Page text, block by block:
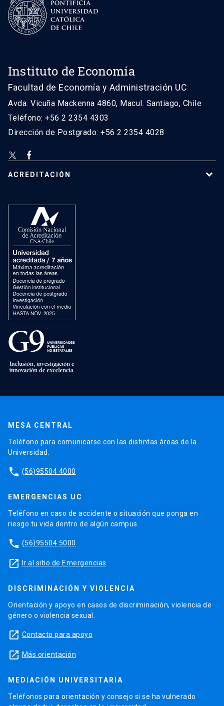
Instituto de Economía
Facultad de Economía y Administración UC
Avda. Vicuña Mackenna 4860, Macul. Santiago, Chile
Teléfono: +56 2 2354 4303
Dirección de Postgrado: +56 2 2354 4028
ACREDITACIÓN
MESA CENTRAL
Teléfono para comunicarse con las distintas áreas de la
Universidad.
phone (56)95504 4000
EMERGENCIAS UC
Teléfono en caso de accidente o situación que ponga en
riesgo tu vida dentro de algún campus.
phone (56)95504 5000
launch Ir al sitio de Emergencias
DISCRIMINACIÓN Y VIOLENCIA
Orientación y apoyo en casos de discriminación, violencia de
género o violencia sexual.
launch Contacto para apoyo
launch Más orientación
MEDIACIÓN UNIVERSITARIA
Teléfonos para orientación y consejo si se ha vulnerado